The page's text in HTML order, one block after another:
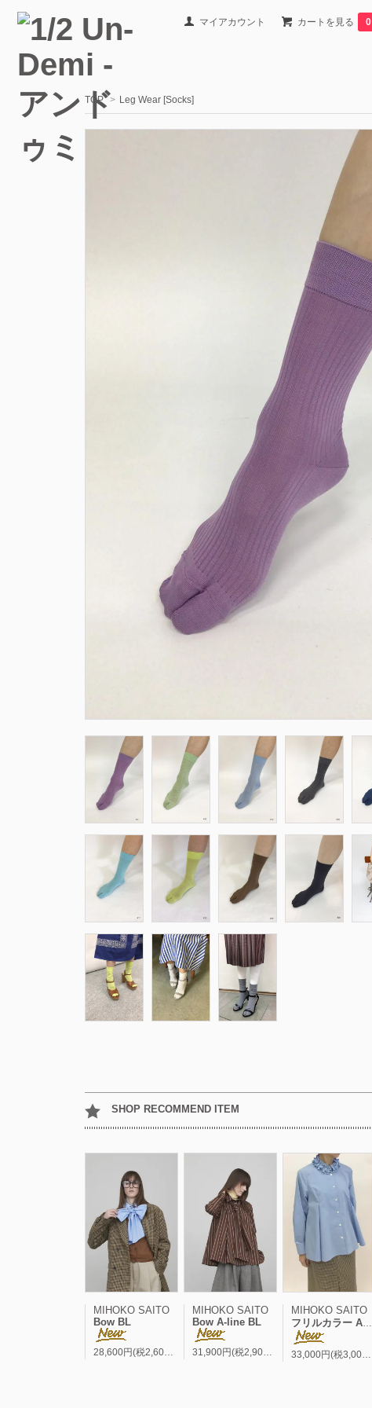
マイアカウント カートを見る 0
TOP > Leg Wear [Socks]
SHOP RECOMMEND ITEM
MIHOKO SAITO
Bow BL
28,600円(税2,600円)
MIHOKO SAITO
Bow A-line BL
31,900円(税2,900円)
MIHOKO SAITO
フリルカラー A-line BL
33,000円(税3,000円)